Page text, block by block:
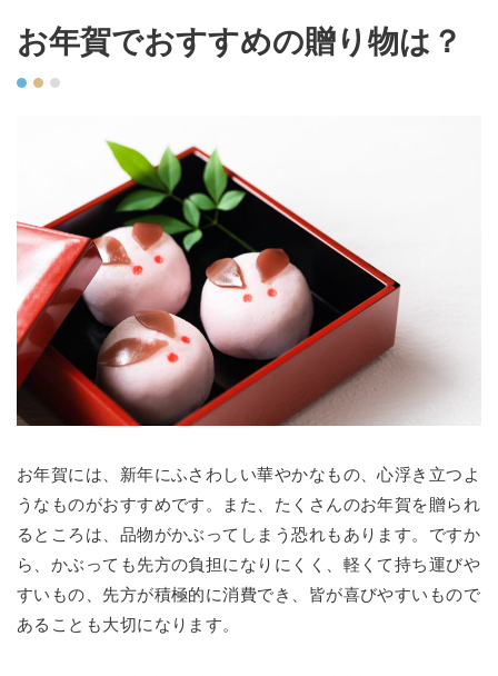
お年賀でおすすめの贈り物は？
お年賀には、新年にふさわしい華やかなもの、心浮き立つよ
うなものがおすすめです。また、たくさんのお年賀を贈られ
るところは、品物がかぶってしまう恐れもあります。ですか
ら、かぶっても先方の負担になりにくく、軽くて持ち運びや
すいもの、先方が積極的に消費でき、皆が喜びやすいもので
あることも大切になります。